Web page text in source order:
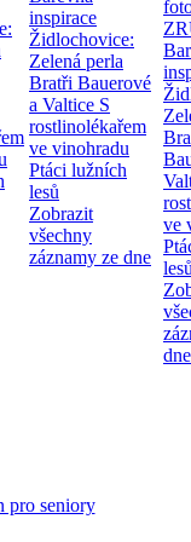
inspirace
Židlochovice:
Zelená perla
Bratři Bauerové
a Valtice S
rostlinolékařem
ve vinohradu
Ptáci lužních
lesů
Zobrazit
všechny
záznamy ze dne
ve
dne
pro seniory